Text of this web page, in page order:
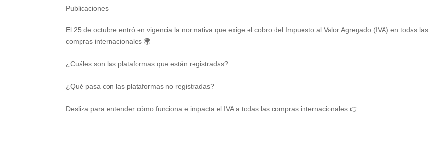
Publicaciones
El 25 de octubre entró en vigencia la normativa que exige el cobro del Impuesto al Valor Agregado (IVA) en todas las
compras internacionales 🌍
¿Cuáles son las plataformas que están registradas?
¿Qué pasa con las plataformas no registradas?
Desliza para entender cómo funciona e impacta el IVA a todas las compras internacionales 👉